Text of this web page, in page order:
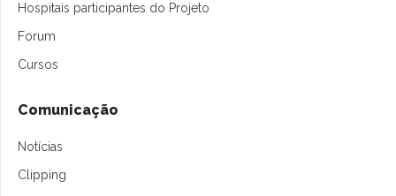
Hospitais participantes do Projeto
Forum
Cursos
Comunicação
Notícias
Clipping